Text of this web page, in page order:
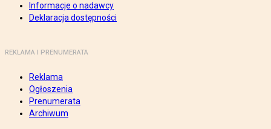
Informacje o nadawcy
Deklaracja dostępności
REKLAMA I PRENUMERATA
Reklama
Ogłoszenia
Prenumerata
Archiwum